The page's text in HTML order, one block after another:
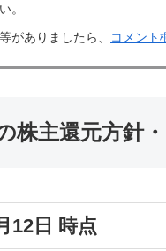
。
がありましたら、
コメント
株主還元方針
12日 時点